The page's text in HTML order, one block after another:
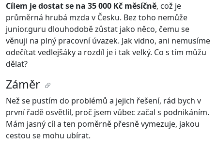
Cílem je dostat se na 35 000 Kč měsíčně, což je
průměrná hrubá mzda v Česku. Bez toho nemůže
junior.guru dlouhodobě zůstat jako něco, čemu se
věnuji na plný pracovní úvazek. Jak vidno, ani nemusíme
odečítat vedlejšáky a rozdíl je i tak velký. Co s tím můžu
dělat?
Záměr
Než se pustím do problémů a jejich řešení, rád bych v
první řadě osvětlil, proč jsem vůbec začal s podnikáním.
Mám jasný cíl a ten poměrně přesně vymezuje, jakou
cestou se mohu ubírat.